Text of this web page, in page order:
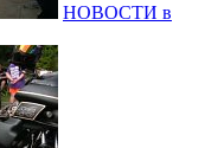
НОВОСТИ в